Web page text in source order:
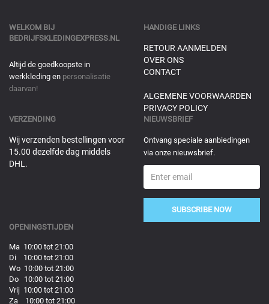
WELKOM BIJ
BEDRIJFSKLEDINGEXPRESS.NL
Altijd de goedkoopste in
werkkleding en personalisatie
daarvan!
HANDIGE LINKS
RETOUR AANMELDEN
OVER ONS
CONTACT
ALGEMENE VOORWAARDEN
PRIVACY POLICY
VERZENDING
Wij verzenden bestellingen voor
15.00 dezelfde dag middels
DHL.
NIEUWSBRIEF
Ontvang speciale aanbiedingen
via onze nieuwsbrief.
SUBSCRIBE NOW
OPENINGSTIJDEN
Ma 10:00 tot 21:00
Di 10:00 tot 21:00
Wo 10:00 tot 21:00
Do 10:00 tot 21:00
Vrij 10:00 tot 21:00
Za 10:00 tot 21:00